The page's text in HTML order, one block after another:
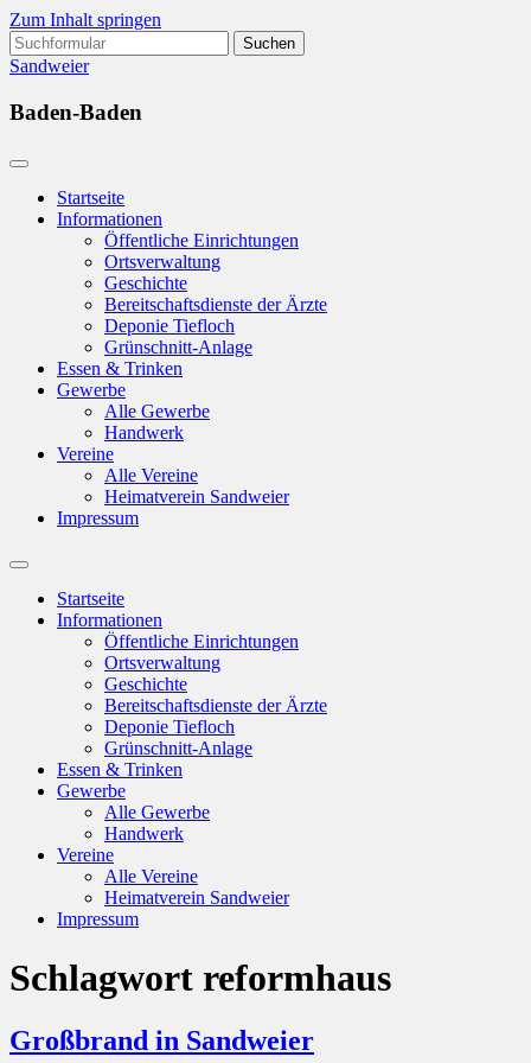
Zum Inhalt springen
Suchen
nach:
Sandweier
Baden-Baden
Startseite
Informationen
Öffentliche Einrichtungen
Ortsverwaltung
Geschichte
Bereitschaftsdienste der Ärzte
Deponie Tiefloch
Grünschnitt-Anlage
Essen & Trinken
Gewerbe
Alle Gewerbe
Handwerk
Vereine
Alle Vereine
Heimatverein Sandweier
Impressum
Suchfeld
ein-/ausblenden
Startseite
Informationen
Öffentliche Einrichtungen
Ortsverwaltung
Geschichte
Bereitschaftsdienste der Ärzte
Deponie Tiefloch
Grünschnitt-Anlage
Essen & Trinken
Gewerbe
Alle Gewerbe
Handwerk
Vereine
Alle Vereine
Heimatverein Sandweier
Impressum
Schlagwort reformhaus
Großbrand in Sandweier